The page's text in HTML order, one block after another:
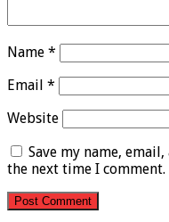
Name *
Email *
Website
Save my name,
the next time I comment.